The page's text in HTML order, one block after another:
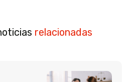
relacionadas